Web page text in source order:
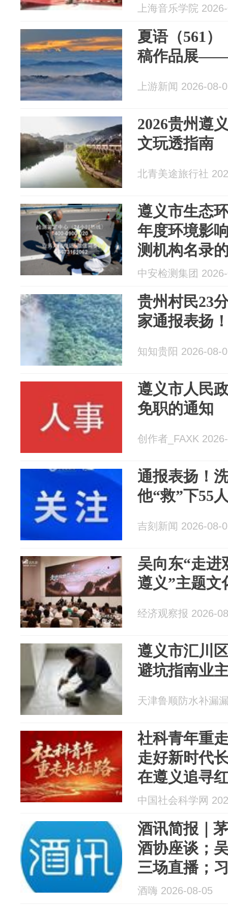
上海音乐学院
夏语（561）
稿作品展——
上游新闻 2026-08-
2026贵州遵
文玩透指南
北青美途旅行社
遵义市生态
年度环境影
测机构名录
中安检测集团
贵州村民23
家通报表扬
知知贵阳 2026-08-
遵义市人民
免职的通知
创作者_FAXK
通报表扬！
他“救”下55
吉刻新闻 2026-08-
吴向东“走
遵义”主题文
经济观察报 2026-
遵义市汇川
避坑指南业
天津鲁顺防水补漏
社科青年重
走好新时代
在遵义追寻
中国社会科学网
酒讯简报｜
酒协座谈；
三场直播；
酒文化周
酒嗨 2026-08-05